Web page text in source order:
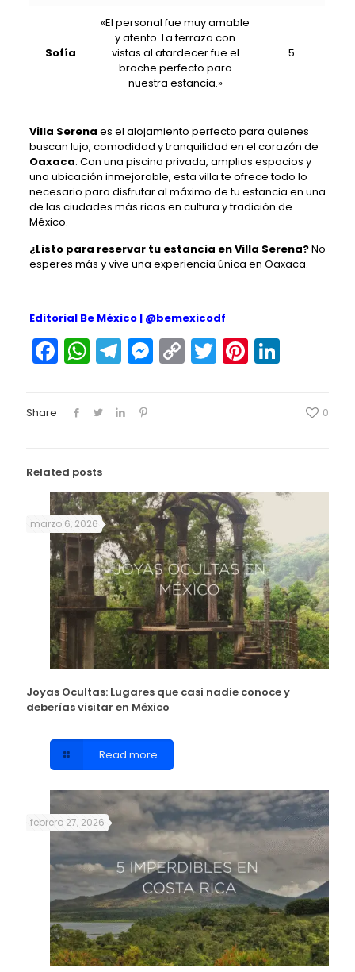
Sofía
«El personal fue muy amable
y atento. La terraza con
vistas al atardecer fue el
broche perfecto para
nuestra estancia.»
5
Villa Serena es el alojamiento perfecto para quienes
buscan lujo, comodidad y tranquilidad en el corazón de
Oaxaca. Con una piscina privada, amplios espacios y
una ubicación inmejorable, esta villa te ofrece todo lo
necesario para disfrutar al máximo de tu estancia en una
de las ciudades más ricas en cultura y tradición de
México.
¿Listo para reservar tu estancia en Villa Serena?No
esperes más y vive una experiencia única en Oaxaca.
Editorial Be México | @bemexicodf
Facebook
WhatsApp
Telegram
Messenger
Copy
Link
TwitterPinterest
Share 0
Related posts
marzo 6, 2026
Joyas Ocultas: Lugares que casi nadie conoce y
deberías visitar en México
Read more
febrero 27, 2026